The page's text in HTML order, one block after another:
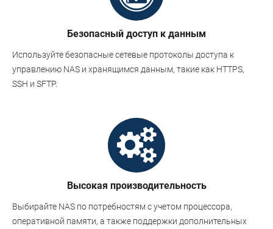
Безопасный доступ к данным
Используйте безопасные сетевые протоколы доступа к
управлению NAS и хранящимся данным, такие как HTTPS,
SSH и SFTP.
Высокая производительность
Выбирайте NAS по потребностям с учетом процессора,
оперативной памяти, а также поддержки дополнительных